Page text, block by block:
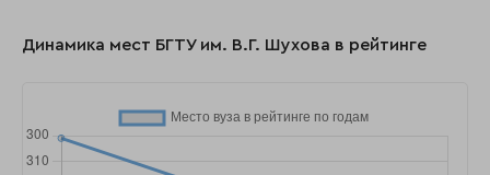
Динамика мест БГТУ им. В.Г. Шухова в рейтинге